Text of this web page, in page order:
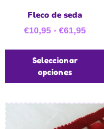
Fleco de seda
€10,95 - €61,95
Seleccionar
opciones